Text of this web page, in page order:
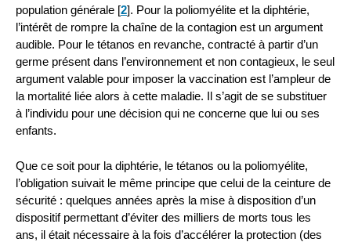
population générale [2]. Pour la poliomyélite et la diphtérie,
l’intérêt de rompre la chaîne de la contagion est un argument
audible. Pour le tétanos en revanche, contracté à partir d’un
germe présent dans l’environnement et non contagieux, le seul
argument valable pour imposer la vaccination est l’ampleur de
la mortalité liée alors à cette maladie. Il s’agit de se substituer
à l’individu pour une décision qui ne concerne que lui ou ses
enfants.
Que ce soit pour la diphtérie, le tétanos ou la poliomyélite,
l’obligation suivait le même principe que celui de la ceinture de
sécurité : quelques années après la mise à disposition d’un
dispositif permettant d’éviter des milliers de morts tous les
ans, il était nécessaire à la fois d’accélérer la protection (des